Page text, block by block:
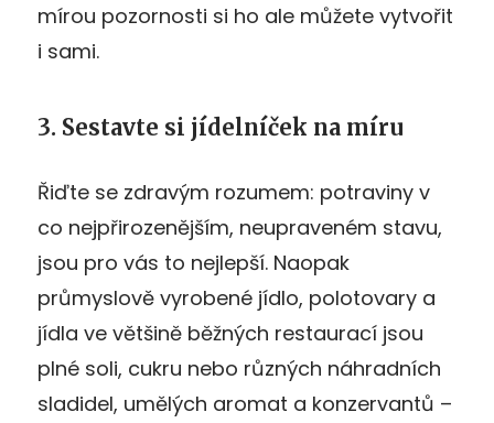
mírou pozornosti si ho ale můžete vytvořit
i sami.
3. Sestavte si jídelníček na míru
Řiďte se zdravým rozumem: potraviny v
co nejpřirozenějším, neupraveném stavu,
jsou pro vás to nejlepší. Naopak
průmyslově vyrobené jídlo, polotovary a
jídla ve většině běžných restaurací jsou
plné soli, cukru nebo různých náhradních
sladidel, umělých aromat a konzervantů –